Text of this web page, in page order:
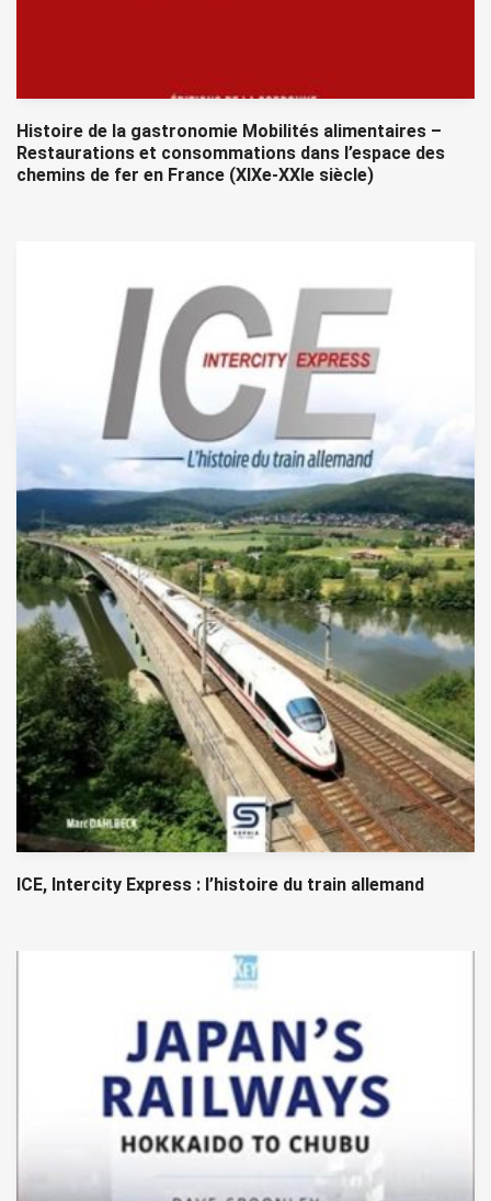
Histoire de la gastronomie Mobilités alimentaires –
Restaurations et consommations dans l’espace des
chemins de fer en France (XIXe-XXIe siècle)
ICE, Intercity Express : l’histoire du train allemand